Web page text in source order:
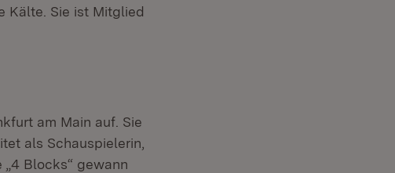
Kälte. Sie ist Mitglied
am Main auf. Sie
als Schauspielerin,
Blocks“ gewann